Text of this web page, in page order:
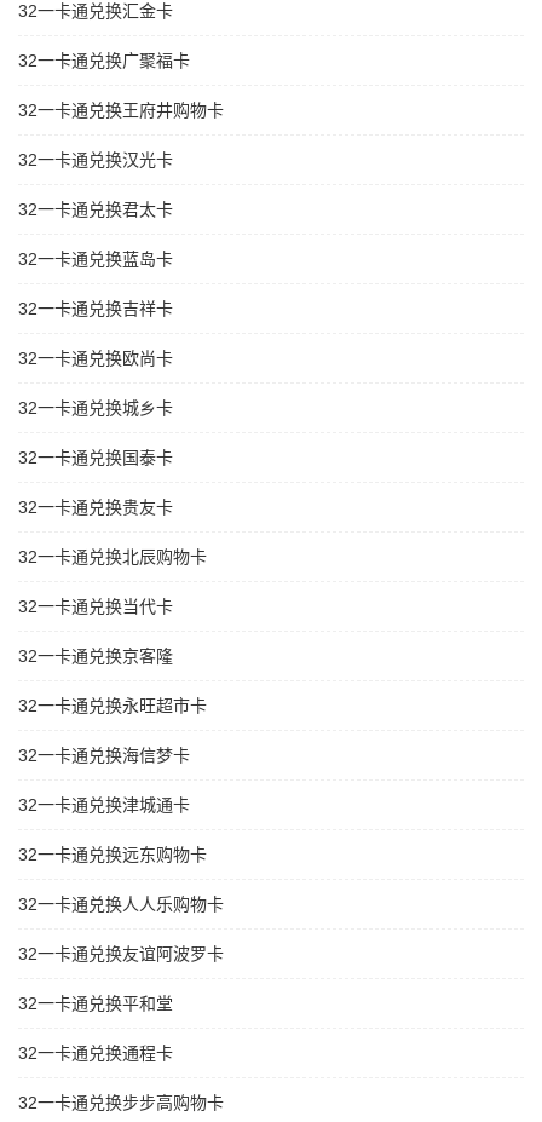
32一卡通兑换汇金卡
32一卡通兑换广聚福卡
32一卡通兑换王府井购物卡
32一卡通兑换汉光卡
32一卡通兑换君太卡
32一卡通兑换蓝岛卡
32一卡通兑换吉祥卡
32一卡通兑换欧尚卡
32一卡通兑换城乡卡
32一卡通兑换国泰卡
32一卡通兑换贵友卡
32一卡通兑换北辰购物卡
32一卡通兑换当代卡
32一卡通兑换京客隆
32一卡通兑换永旺超市卡
32一卡通兑换海信梦卡
32一卡通兑换津城通卡
32一卡通兑换远东购物卡
32一卡通兑换人人乐购物卡
32一卡通兑换友谊阿波罗卡
32一卡通兑换平和堂
32一卡通兑换通程卡
32一卡通兑换步步高购物卡